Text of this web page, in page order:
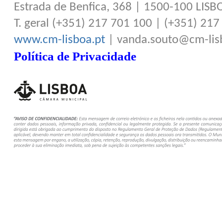
Estrada de Benfica, 368 | 1500-100
T. geral (+351) 217 701 100 | (+351)
www.cm-lisboa.pt | vanda.souto@cm-
Política de Privacidade